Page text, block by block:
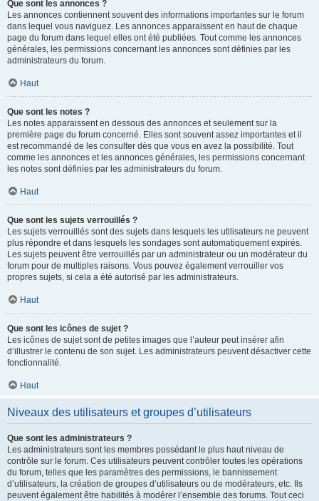
Que sont les annonces ?
Les annonces contiennent souvent des informations importantes sur le forum
dans lequel vous naviguez. Les annonces apparaissent en haut de chaque
page du forum dans lequel elles ont été publiées. Tout comme les annonces
générales, les permissions concernant les annonces sont définies par les
administrateurs du forum.
Haut
Que sont les notes ?
Les notes apparaissent en dessous des annonces et seulement sur la
première page du forum concerné. Elles sont souvent assez importantes et il
est recommandé de les consulter dès que vous en avez la possibilité. Tout
comme les annonces et les annonces générales, les permissions concernant
les notes sont définies par les administrateurs du forum.
Haut
Que sont les sujets verrouillés ?
Les sujets verrouillés sont des sujets dans lesquels les utilisateurs ne peuvent
plus répondre et dans lesquels les sondages sont automatiquement expirés.
Les sujets peuvent être verrouillés par un administrateur ou un modérateur du
forum pour de multiples raisons. Vous pouvez également verrouiller vos
propres sujets, si cela a été autorisé par les administrateurs.
Haut
Que sont les icônes de sujet ?
Les icônes de sujet sont de petites images que l’auteur peut insérer afin
d’illustrer le contenu de son sujet. Les administrateurs peuvent désactiver cette
fonctionnalité.
Haut
Niveaux des utilisateurs et groupes d’utilisateurs
Que sont les administrateurs ?
Les administrateurs sont les membres possédant le plus haut niveau de
contrôle sur le forum. Ces utilisateurs peuvent contrôler toutes les opérations
du forum, telles que les paramètres des permissions, le bannissement
d’utilisateurs, la création de groupes d’utilisateurs ou de modérateurs, etc. Ils
peuvent également être habilités à modérer l’ensemble des forums. Tout ceci